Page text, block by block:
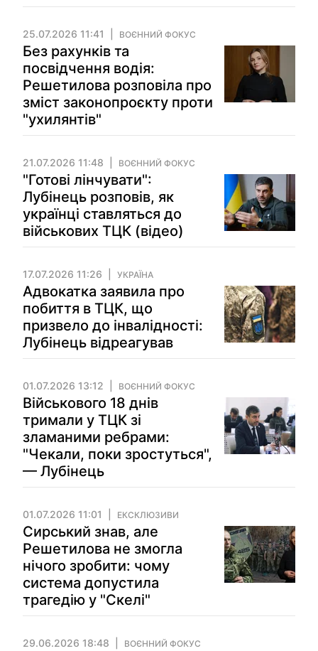
25.07.2026 11:41 ВОЄННИЙ ФОКУС
Без рахунків та
посвідчення водія:
Решетилова розповіла про
зміст законопроєкту проти
"ухилянтів"
21.07.2026 11:48 ВОЄННИЙ ФОКУС
"Готові лінчувати":
Лубінець розповів, як
українці ставляться до
військових ТЦК (відео)
17.07.2026 11:26 УКРАЇНА
Адвокатка заявила про
побиття в ТЦК, що
призвело до інвалідності:
Лубінець відреагував
01.07.2026 13:12 ВОЄННИЙ ФОКУС
Військового 18 днів
тримали у ТЦК зі
зламаними ребрами:
"Чекали, поки зростуться",
— Лубінець
01.07.2026 11:01 ЕКСКЛЮЗИВИ
Сирський знав, але
Решетилова не змогла
нічого зробити: чому
система допустила
трагедію у "Скелі"
29.06.2026 18:48 ВОЄННИЙ ФОКУС